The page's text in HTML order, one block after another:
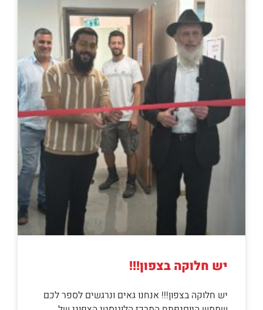
יש חלוקה בצפון!!!
יש חלוקה בצפון!!! אנחנו גאים ונרגשים לספר לכם